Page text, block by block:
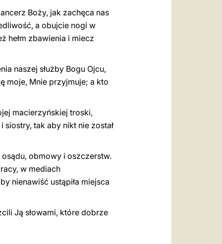
Boży, jak zachęca nas
a obujcie nogi w
hełm zbawienia i miecz
naszej służby Bogu Ojcu,
moje, Mnie przyjmuje; a kto
macierzyńskiej troski,
siostry, tak aby nikt nie został
obmowy i oszczerstw.
w mediach
nienawiść ustąpiła miejsca
Ją słowami, które dobrze